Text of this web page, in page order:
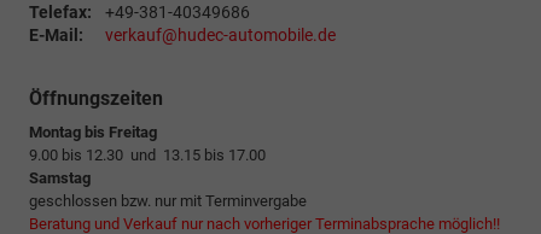
Telefax:
+49-381-40349686
E-Mail:
verkauf@hudec-automobile.de
Öffnungszeiten
Montag bis Freitag
9.00 bis 12.30 und 13.15 bis 17.00
Samstag
geschlossen bzw. nur mit Terminvergabe
Beratung und Verkauf nur nach vorheriger Terminabsprache möglich!!